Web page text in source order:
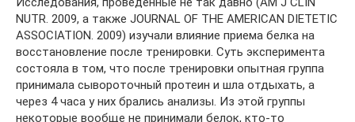
NUTR. 2009, а также JOURNAL OF THE AMERICAN DIETETIC
ASSOCIATION. 2009) изучали влияние приема белка на
восстановление после тренировки. Суть эксперимента
состояла в том, что после тренировки опытная группа
принимала сывороточный протеин и шла отдыхать, а
через 4 часа у них брались анализы. Из этой группы
некоторые вообще не принимали белок, кто-то